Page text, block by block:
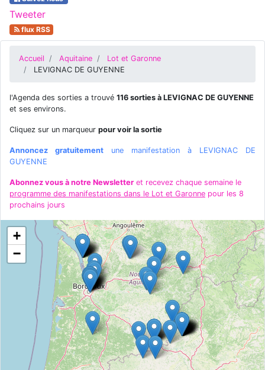
Tweeter
flux RSS
Accueil Aquitaine
Lot et Garonne
LEVIGNAC DE GUYENNE
l'Agenda des sorties a trouvé 116 sorties à LEVIGNAC DE GUYENNE
et ses environs.
Cliquez sur un marqueur pour voir la sortie
Annoncez gratuitement une manifestation à LEVIGNAC DE
GUYENNE
Abonnez vous à notre Newsletter et recevez chaque semaine le
programme des manifestations dans le Lot et Garonne pour les 8
prochains jours
+
−